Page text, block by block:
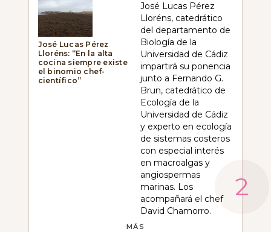
José Lucas Pérez
Lloréns: “En la alta
cocina siempre existe
el binomio chef-
científico”
José Lucas Pérez
Lloréns, catedrático
del departamento de
Biología de la
Universidad de Cádiz
impartirá su ponencia
junto a Fernando G.
Brun, catedrático de
Ecología de la
Universidad de Cádiz
y experto en ecología
de sistemas costeros
con especial interés
en macroalgas y
angiospermas
marinas. Los
acompañará el chef
David Chamorro.
MÁS